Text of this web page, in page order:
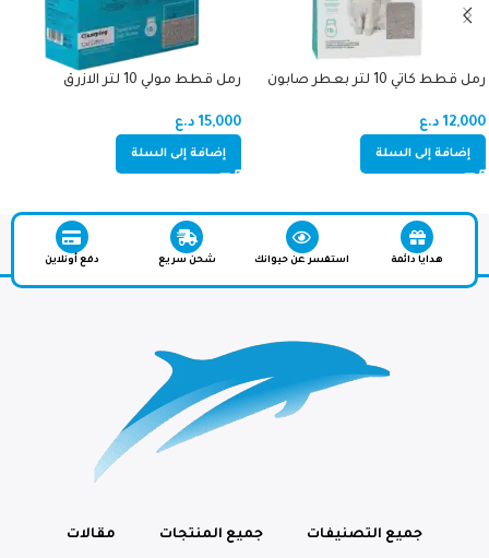
رمل قطط كاتي 10 لتر بعطر صابون
12,000 د.ع
إضافة إلى السلة
رمل قطط مولي 10 لتر الازرق
15,000 د.ع
إضافة إلى السلة
هدايا دائمة استفسر عن حيوانك شحن سريع دفع أونلاين
جميع التصنيفات جميع المنتجات مقالات